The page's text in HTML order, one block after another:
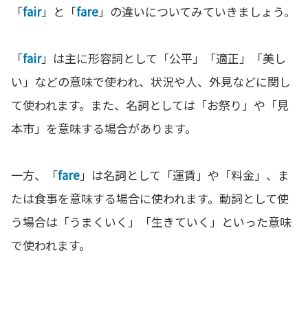
「fair」と「fare」の違いについてみていきましょう。
「fair」は主に形容詞として「公平」「適正」「美し
い」などの意味で使われ、状況や人、外見などに関し
て使われます。また、名詞としては「お祭り」や「見
本市」を意味する場合があります。
一方、「fare」は名詞として「運賃」や「料金」、ま
たは食事を意味する場合に使われます。動詞として使
う場合は「うまくいく」「生きていく」といった意味
で使われます。